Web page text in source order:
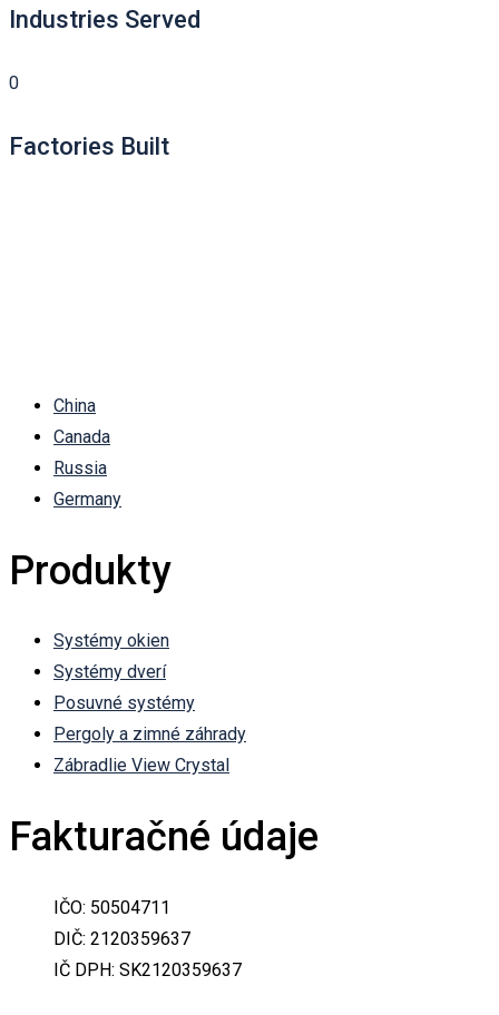
Industries Served
0
Factories Built
China
Canada
Russia
Germany
Produkty
Systémy okien
Systémy dverí
Posuvné systémy
Pergoly a zimné záhrady
Zábradlie View Crystal
Fakturačné údaje
IČO: 50504711
DIČ: 2120359637
IČ DPH: SK2120359637